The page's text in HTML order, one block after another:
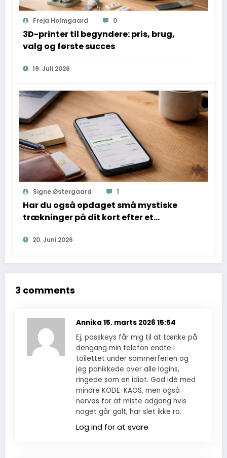
Freja Holmgaard 0
3D-printer til begyndere: pris, brug,
valg og første succes
19. Juli 2026
Signe Østergaard 1
Har du også opdaget små mystiske
trækninger på dit kort efter et
“billigt” køb?
20. Juni 2026
3 comments
Annika 15. marts 2026 15:54
Ej, passkeys får mig til at tænke på
dengang min telefon endte i
toilettet under sommerferien og
jeg panikkede over alle logins,
ringede som en idiot. God idé med
mindre KODE-KAOS, men også
nervøs for at miste adgang hvis
noget går galt, har slet ikke ro.
Log ind for at svare